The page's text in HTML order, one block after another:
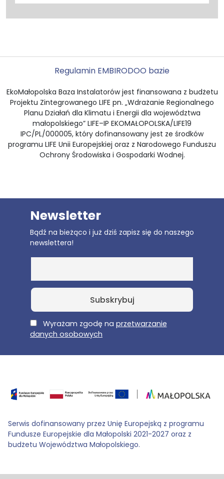
Regulamin EMBIRODOO bazie
EkoMałopolska Baza Instalatorów jest finansowana z budżetu
Projektu Zintegrowanego LIFE pn. „Wdrażanie Regionalnego
Planu Działań dla Klimatu i Energii dla województwa
małopolskiego” LIFE–IP EKOMAŁOPOLSKA/LIFE19
IPC/PL/000005, który dofinansowany jest ze środków
programu LIFE Unii Europejskiej oraz z Narodowego Funduszu
Ochrony Środowiska i Gospodarki Wodnej.
Newsletter
Bądź na bieżąco i już dziś zapisz się do naszego
newslettera!
E-MailWyrażam zgodę na przetwarzanie
danych osobowych
Serwis dofinansowany przez Unię Europejską z programu
Fundusze Europejskie dla Małopolski 2021-2027 oraz z
budżetu Województwa Małopolskiego.